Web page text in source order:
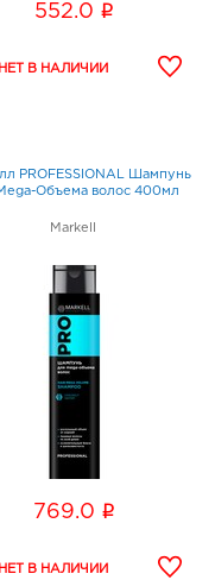
552.0 i
PROFESSIONAL Шампунь
Объема волос 400мл
Markell
769.0 i